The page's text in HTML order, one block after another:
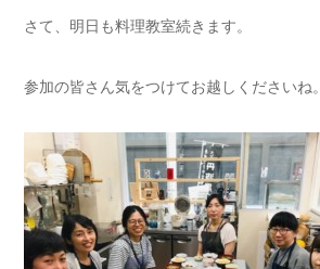
さて、明日も料理教室続きます。
参加の皆さん気をつけてお越しくださいね。